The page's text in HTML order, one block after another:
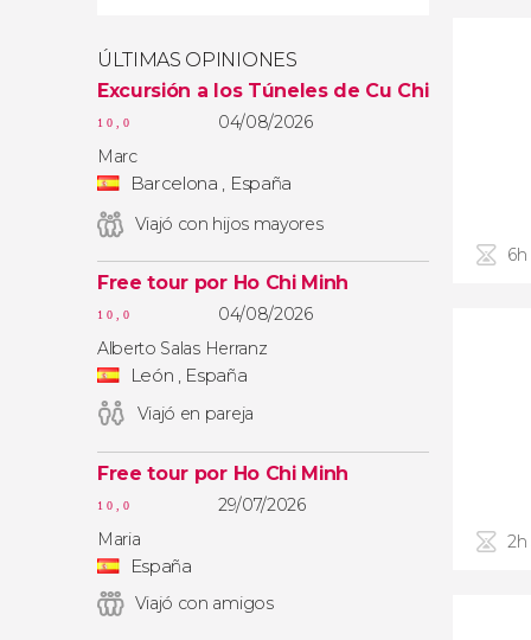
ÚLTIMAS OPINIONES
Excursión a los Túneles de Cu Chi
10,0
04/08/2026
Marc
Barcelona , España
Viajó con hijos mayores
Free tour por Ho Chi Minh
10,0
04/08/2026
Alberto Salas Herranz
León , España
Viajó en pareja
Free tour por Ho Chi Minh
10,0
29/07/2026
Maria
España
Viajó con amigos
2h